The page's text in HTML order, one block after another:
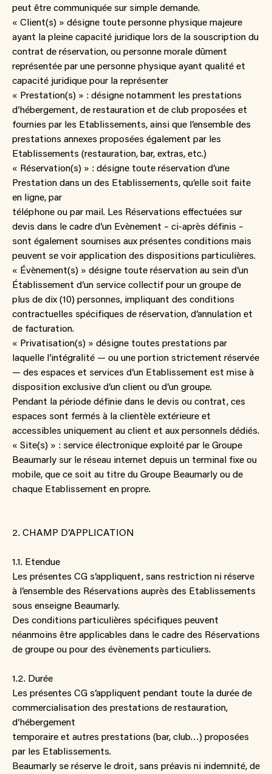
peut être communiquée sur simple demande.
« Client(s) » désigne toute personne physique majeure
ayant la pleine capacité juridique lors de la souscription du
contrat de réservation, ou personne morale dûment
représentée par une personne physique ayant qualité et
capacité juridique pour la représenter
« Prestation(s) » : désigne notamment les prestations
d’hébergement, de restauration et de club proposées et
fournies par les Etablissements, ainsi que l’ensemble des
prestations annexes proposées également par les
Etablissements (restauration, bar, extras, etc.)
« Réservation(s) » : désigne toute réservation d’une
Prestation dans un des Etablissements, qu’elle soit faite
en ligne, par
téléphone ou par mail. Les Réservations effectuées sur
devis dans le cadre d’un Evènement – ci-après définis –
sont également soumises aux présentes conditions mais
peuvent se voir application des dispositions particulières.
« Évènement(s) » désigne toute réservation au sein d’un
Établissement d’un service collectif pour un groupe de
plus de dix (10) personnes, impliquant des conditions
contractuelles spécifiques de réservation, d’annulation et
de facturation.
« Privatisation(s) » désigne toutes prestations par
laquelle l’intégralité — ou une portion strictement réservée
— des espaces et services d’un Etablissement est mise à
disposition exclusive d’un client ou d’un groupe.
Pendant la période définie dans le devis ou contrat, ces
espaces sont fermés à la clientèle extérieure et
accessibles uniquement au client et aux personnels dédiés.
« Site(s) » : service électronique exploité par le Groupe
Beaumarly sur le réseau internet depuis un terminal fixe ou
mobile, que ce soit au titre du Groupe Beaumarly ou de
chaque Etablissement en propre.
2. CHAMP D’APPLICATION
1.1. Etendue
Les présentes CG s’appliquent, sans restriction ni réserve
à l’ensemble des Réservations auprès des Etablissements
sous enseigne Beaumarly.
Des conditions particulières spécifiques peuvent
néanmoins être applicables dans le cadre des Réservations
de groupe ou pour des évènements particuliers.
1.2. Durée
Les présentes CG s’appliquent pendant toute la durée de
commercialisation des prestations de restauration,
d’hébergement
temporaire et autres prestations (bar, club…) proposées
par les Etablissements.
Beaumarly se réserve le droit, sans préavis ni indemnité, de